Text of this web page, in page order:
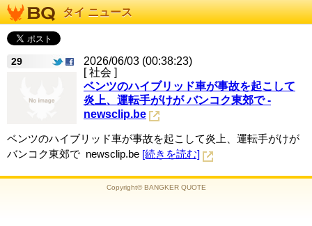
タイ ニュース
29
2026/06/03 (00:38:23)
[ 社会 ]
ベンツのハイブリッド車が事故を起こして
炎上、運転手がけが バンコク東郊で -
newsclip.be
ベンツのハイブリッド車が事故を起こして炎上、運転手がけが
バンコク東郊で newsclip.be [続きを読む]
Copyright© BANGKER QUOTE